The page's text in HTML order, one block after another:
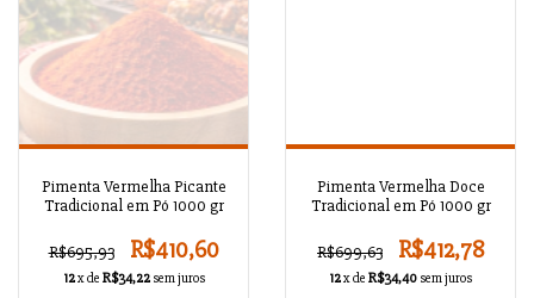
Pimenta Vermelha Picante
Tradicional em Pó 1000 gr
R$695,93 R$410,60
12x de R$34,22 sem juros
Pimenta Vermelha Doce
Tradicional em Pó 1000 gr
R$699,63 R$412,78
12x de R$34,40 sem juros